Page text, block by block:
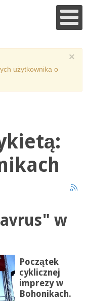
×
użytkownika o
w
Początek
cyklicznej
imprezy w
Bohonikach.